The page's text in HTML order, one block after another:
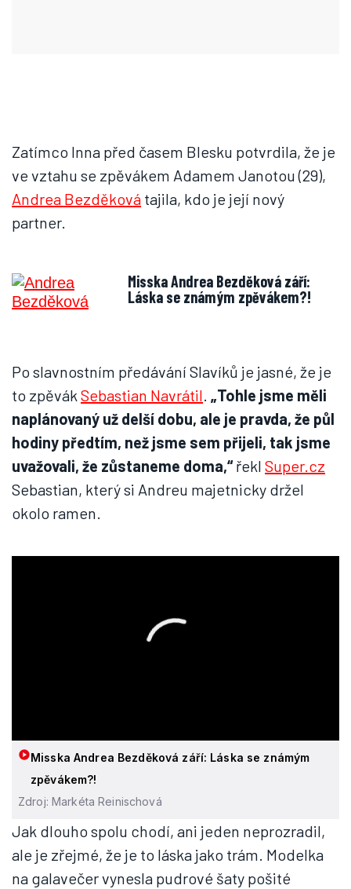
Zatímco Inna před časem Blesku potvrdila, že je
ve vztahu se zpěvákem Adamem Janotou (29),
Andrea Bezděková tajila, kdo je její nový
partner.
Misska Andrea Bezděková září:
Láska se známým zpěvákem?!
Po slavnostním předávání Slavíků je jasné, že je
to zpěvák Sebastian Navrátil. „Tohle jsme měli
naplánovaný už delší dobu, ale je pravda, že půl
hodiny předtím, než jsme sem přijeli, tak jsme
uvažovali, že zůstaneme doma,“řekl Super.cz
Sebastian, který si Andreu majetnicky držel
okolo ramen.
Misska Andrea Bezděková září: Láska se známým
zpěvákem?!
Zdroj: Markéta Reinischová
Jak dlouho spolu chodí, ani jeden neprozradil,
ale je zřejmé, že je to láska jako trám. Modelka
na galavečer vynesla pudrové šaty pošité